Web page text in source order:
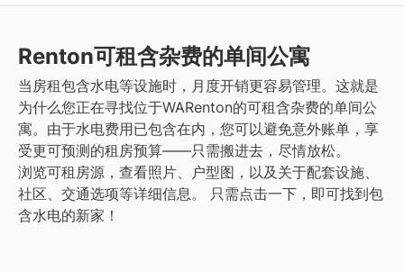
Renton可租含杂费的单间公寓
当房租包含水电等设施时，月度开销更容易管理。这就是
为什么您正在寻找位于WARenton的可租含杂费的单间公
寓。由于水电费用已包含在内，您可以避免意外账单，享
受更可预测的租房预算——只需搬进去，尽情放松。
浏览可租房源，查看照片、户型图，以及关于配套设施、
社区、交通选项等详细信息。
只需点击一下，即可找到包
含水电的新家！